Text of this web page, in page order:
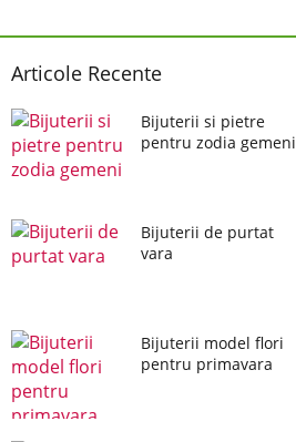
Articole Recente
Bijuterii si pietre
pentru zodia gemeni
Bijuterii de purtat
vara
Bijuterii model flori
pentru primavara